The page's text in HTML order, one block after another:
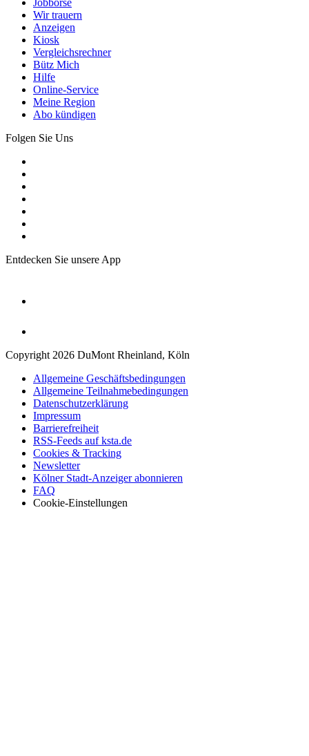
Wir trauern
Anzeigen
Kiosk
Vergleichsrechner
Bütz Mich
Hilfe
Online-Service
Meine Region
Abo kündigen
Folgen Sie Uns
Entdecken Sie unsere App
Copyright 2026 DuMont Rheinland, Köln
Allgemeine Geschäftsbedingungen
Allgemeine Teilnahmebedingungen
Datenschutzerklärung
Impressum
Barrierefreiheit
RSS-Feeds auf ksta.de
Cookies & Tracking
Newsletter
Kölner Stadt-Anzeiger abonnieren
FAQ
Cookie-Einstellungen